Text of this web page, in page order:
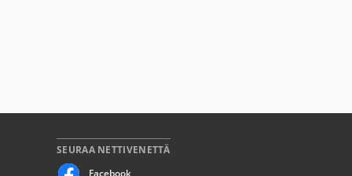
SEURAA NETTIVENETTÄ
Facebook